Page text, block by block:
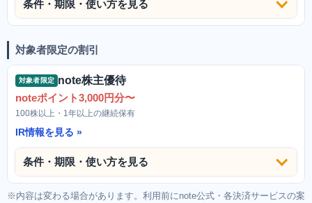
条件・期限・使い方を見る
対象者限定の割引
対象者限定 note株主優待
noteポイント3,000円分〜
100株以上・1年以上の継続保有
IR情報を見る
条件・期限・使い方を見る
※内容は変わる場合があります。利用前にnote公式・各決済サービスの案